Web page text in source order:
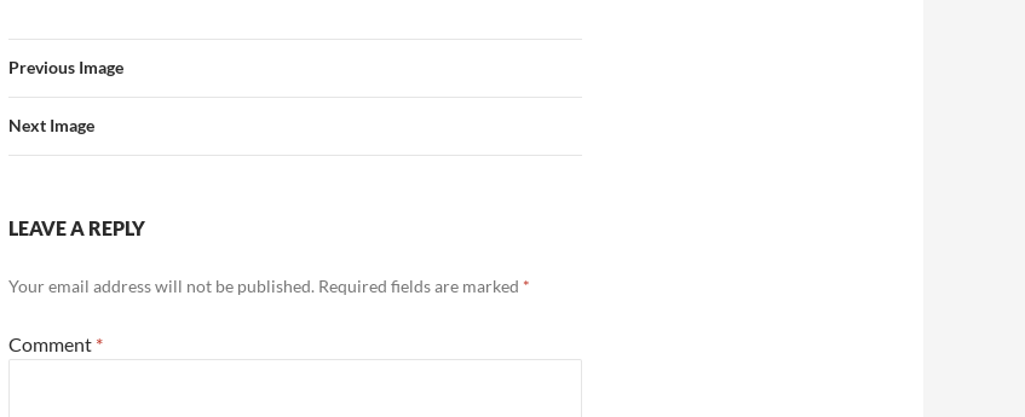
Previous Image
Next Image
LEAVE A REPLY
Your email address will not be published. Required fields are marked *
Comment *